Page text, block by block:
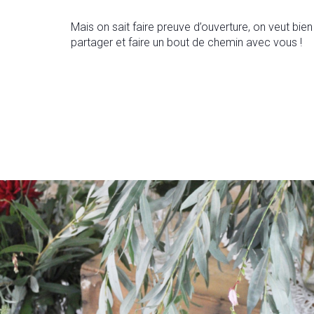
Mais on sait faire preuve d’ouverture, on veut bien
partager et faire un bout de chemin avec vous !